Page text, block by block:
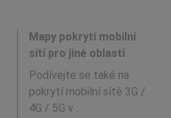
Mapy pokrytí mobilní
sítí pro jiné oblasti
Podívejte se také na
pokrytí mobilní sítě 3G /
4G / 5G v :